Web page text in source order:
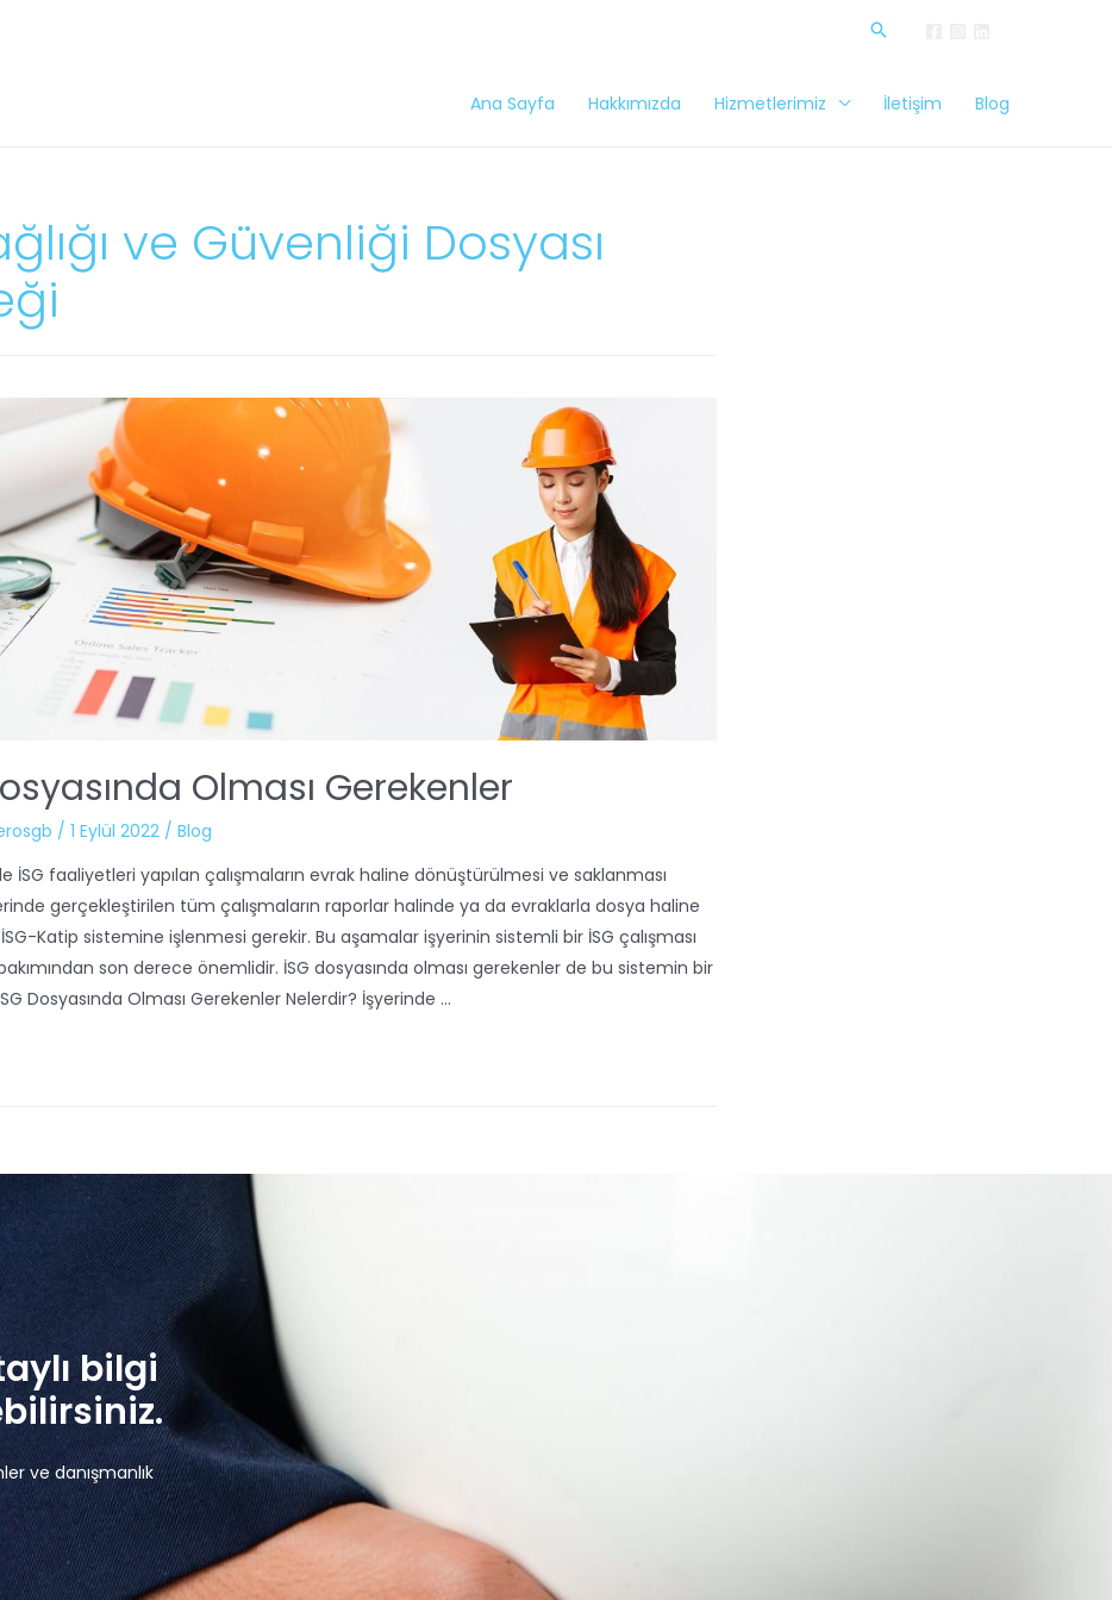
Ana Sayfa Hakkımızda Hizmetlerimiz İletişim Blog
ve Güvenliği Dosyası
Olması Gerekenler
/ 1 Eylül 2022 / Blog
İSG faaliyetleri yapılan çalışmaların evrak haline dönüştürülmesi ve saklanması
gerçekleştirilen tüm çalışmaların raporlar halinde ya da evraklarla dosya haline
Katip sistemine işlenmesi gerekir. Bu aşamalar işyerinin sistemli bir İSG çalışması
son derece önemlidir. İSG dosyasında olması gerekenler de bu sistemin bir
Dosyasında Olması Gerekenler Nelerdir? İşyerinde …
bilgi
ve danışmanlık